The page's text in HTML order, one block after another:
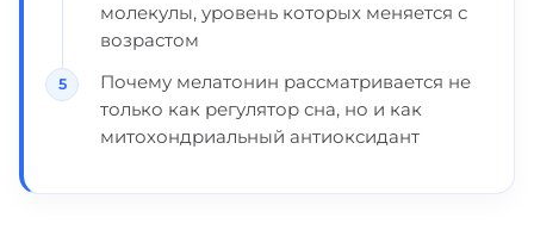
молекулы, уровень которых меняется с
возрастом
Почему мелатонин рассматривается не
только как регулятор сна, но и как
митохондриальный антиоксидант